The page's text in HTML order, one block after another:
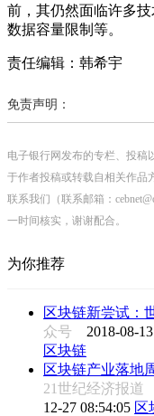
前，其仍然面临许多
数据容量限制等。
责任编辑：韩希宇
免责声明：
电子银行网发布的专栏、投稿
于作者投稿或转载自相关作品
联系我们（联系邮箱：
一时间核实，谢谢配合。
为你推荐
区块链新尝试：
众号 2018-08-
区块链
区块链产业落地
21世纪经济报道
12-27 08:54:05 区